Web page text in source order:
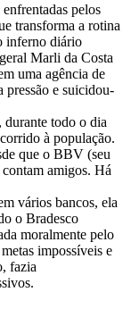
pelos
transforma a rotina
inferno diário
Marli da Costa
uma agência de
pressão e suicidou-
todo o dia
à população.
que o BBV (seu
amigos. Há
vários bancos, ela
o Bradesco
moralmente pelo
impossíveis e
fazia